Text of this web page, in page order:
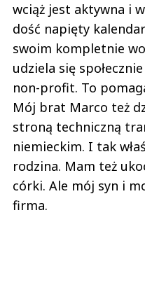
wciąż jest aktywna i w
dość napięty
swoim kompletnie
udziela się
non-profit. To
Mój brat Marco też
stroną techniczną
niemieckim. I tak
rodzina. Mam też
córki. Ale mój syn i
firma.